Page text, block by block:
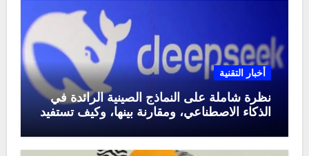
أخبار التقنية
نظرة شاملة على النماذج الصينية الرائدة في
الذكاء الاصطناعي، ومقارنة بينها، وكيف تستفيد